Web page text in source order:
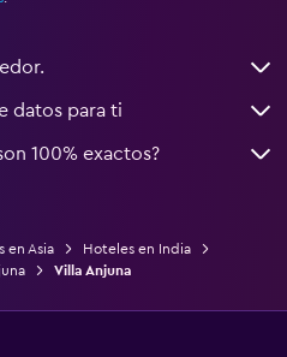
datos para ti
100% exactos?
en Asia
Hoteles en India
Villa Anjuna